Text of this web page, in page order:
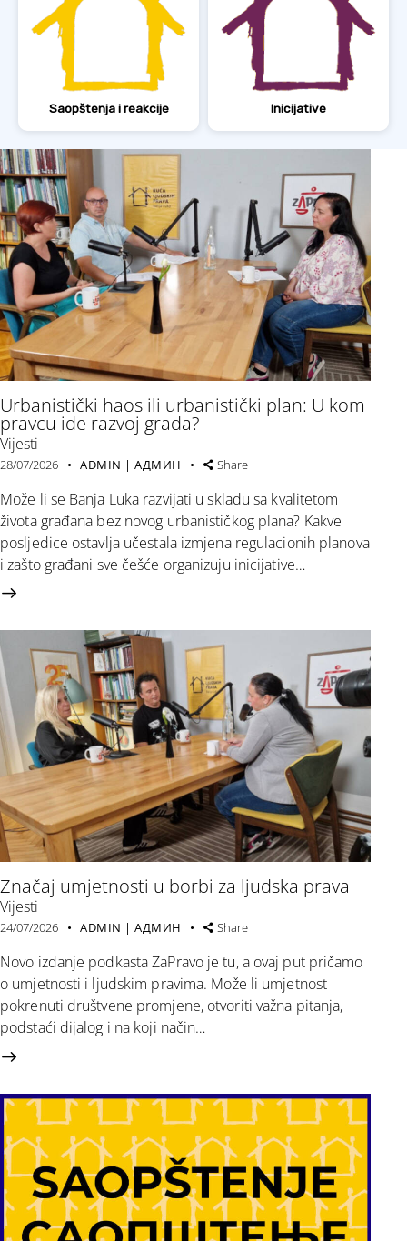
Saopštenja i reakcije Inicijative
Urbanistički haos ili urbanistički plan: U kom
pravcu ide razvoj grada?
Vijesti
28/07/2026 ADMIN | АДМИН Share
Može li se Banja Luka razvijati u skladu sa kvalitetom
života građana bez novog urbanističkog plana? Kakve
posljedice ostavlja učestala izmjena regulacionih planova
i zašto građani sve češće organizuju inicijative…
Značaj umjetnosti u borbi za ljudska prava
Vijesti
24/07/2026 ADMIN | АДМИН Share
Novo izdanje podkasta ZaPravo je tu, a ovaj put pričamo
o umjetnosti i ljudskim pravima. Može li umjetnost
pokrenuti društvene promjene, otvoriti važna pitanja,
podstaći dijalog i na koji način…